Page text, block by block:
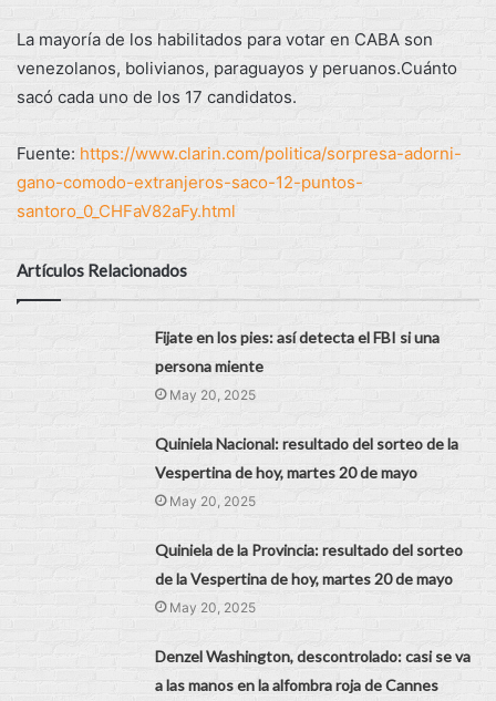
La mayoría de los habilitados para votar en CABA son
venezolanos, bolivianos, paraguayos y peruanos.Cuánto
sacó cada uno de los 17 candidatos.
Fuente: https://www.clarin.com/politica/sorpresa-adorni-
gano-comodo-extranjeros-saco-12-puntos-
santoro_0_CHFaV82aFy.html
Artículos Relacionados
Fijate en los pies: así detecta el FBI si una
persona miente
May 20, 2025
Quiniela Nacional: resultado del sorteo de la
Vespertina de hoy, martes 20 de mayo
May 20, 2025
Quiniela de la Provincia: resultado del sorteo
de la Vespertina de hoy, martes 20 de mayo
May 20, 2025
Denzel Washington, descontrolado: casi se va
a las manos en la alfombra roja de Cannes